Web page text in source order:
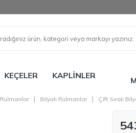
KEÇELER KAPLINLER
Rulmanlar | Bilyalı Rulmanlar | Çift Sıralı